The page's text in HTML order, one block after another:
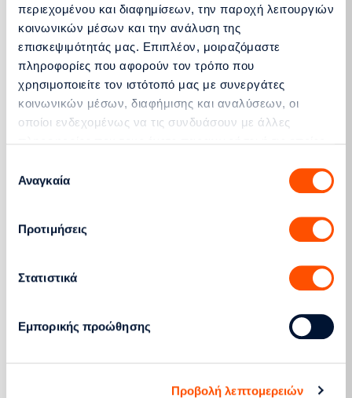
περιεχομένου και διαφημίσεων, την παροχή λειτουργιών
κοινωνικών μέσων και την ανάλυση της
επισκεψιμότητάς μας. Επιπλέον, μοιραζόμαστε
πληροφορίες που αφορούν τον τρόπο που
χρησιμοποιείτε τον ιστότοπό μας με συνεργάτες
κοινωνικών μέσων, διαφήμισης και αναλύσεων, οι
οποίοι ενδεχομένως να τις συνδυάσουν με άλλες
των υπηρεσιών τους.
συγκατάθεσης
Αναγκαία
Προτιμήσεις
Στατιστικά
Εμπορικής προώθησης
Προβολή λεπτομερειών
Ειδικά τιμολόγια
Κοινωνικό οικιακό τιμολόγιο
Τιμολόγιο υπηρεσιών αλληλεγγύης
Ευάλωτοι πελάτες κ.ά.